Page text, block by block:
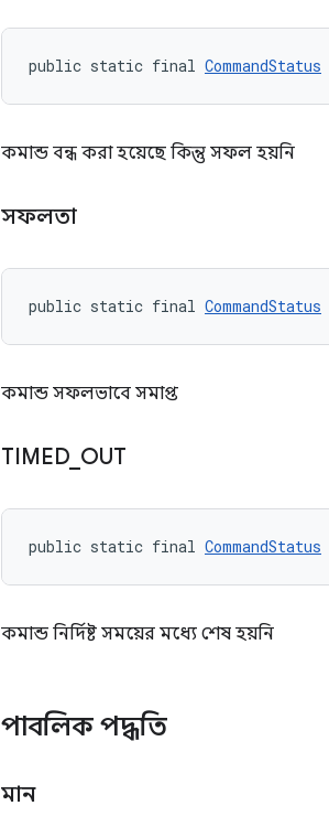
public static final CommandStatus
কমান্ড বন্ধ করা হয়েছে কিন্তু সফল হয়নি
সফলতা
public static final CommandStatus
কমান্ড সফলভাবে সমাপ্ত
TIMED OUT
public static final CommandStatus
কমান্ড নির্দিষ্ট সময়ের মধ্যে শেষ হয়নি
পাবলিক পদ্ধতি
মান